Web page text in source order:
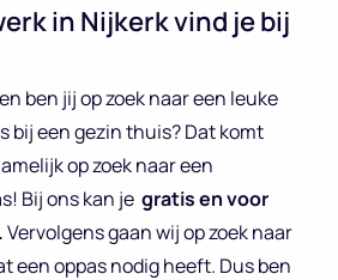
in Nijkerk vind je bij
ben jij op zoek naar een leuke
bij een gezin thuis? Dat komt
op zoek naar een
Bij ons kan je gratis en voor
Vervolgens gaan wij op zoek naar
een oppas nodig heeft. Dus ben